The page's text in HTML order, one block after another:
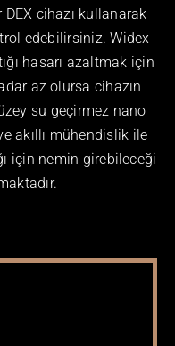
cihazı kullanarak
edebilirsiniz. Widex
hasarı azaltmak için
az olursa cihazın
su geçirmez nano
akıllı mühendislik ile
için nemin girebileceği